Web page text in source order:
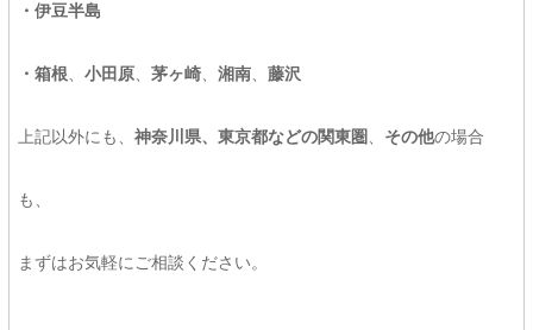
・伊豆半島
・箱根 小田原、 茅ヶ崎、 湘南、 藤沢
上記以外にも、 神奈川県、東京都などの関東圏 その他の場合
も、
まずはお気軽にご相談ください。